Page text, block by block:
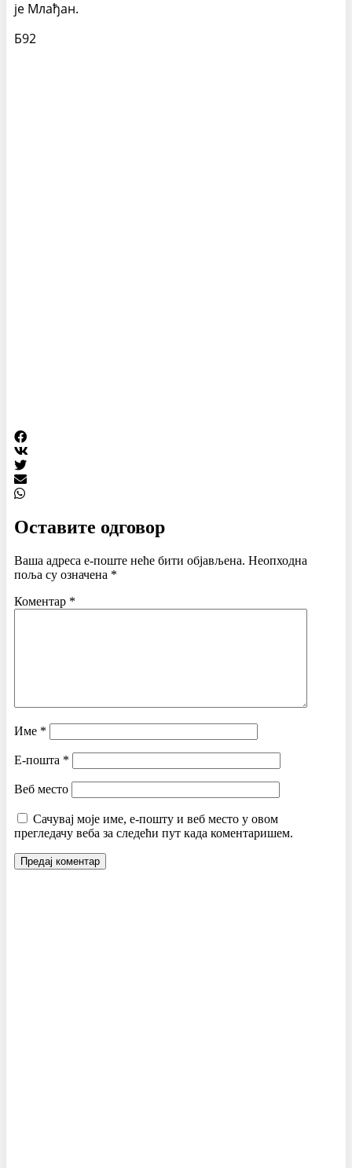
је Млађан.
Б92
Оставите одговор
Ваша адреса е-поште неће бити објављена. Неопходна
поља су означена *
Коментар *
Име *
Е-пошта *
Веб место
Сачувај моје име, е-пошту и веб место у овом
прегледачу веба за следећи пут када коментаришем.